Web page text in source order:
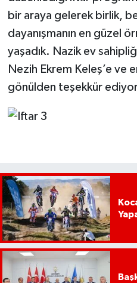
bir araya gelerek birlik,
dayanışmanın en güzel
yaşadık. Nazik ev
Nezih Ekrem Keleş’e ve
gönülden teşekkür